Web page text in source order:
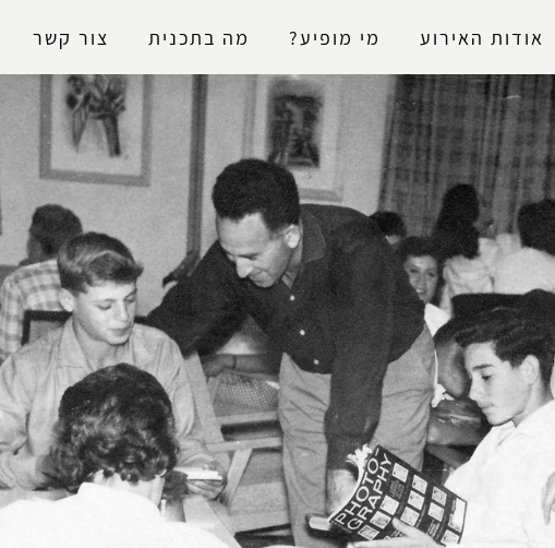
אודות האירוע מי מופיע? מה בתכנית צור קשר